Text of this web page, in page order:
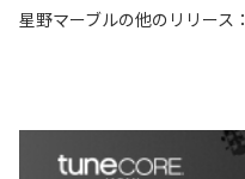
星野マーブルの他のリリース：